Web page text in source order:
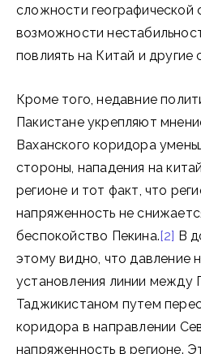
сложности географической
возможности
повлиять на Китай и другие
Кроме того, недавние
Пакистане укрепляют
Ваханского коридора
стороны, нападения на
регионе и тот факт, что
напряженность не
беспокойство Пекина.[2] В
этому видно, что давление
установления линии между
Таджикистаном путем
коридора в направлении
напряженность в регионе.